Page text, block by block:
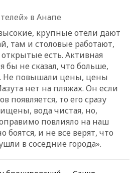
в Анапе
крупные отели дают
там и столовые работают,
есть. Активная
бы не сказал, что больше,
Не повышали цены, цены
нет на пляжах. Он если
появляется, то его сразу
вода чистая, но,
повлияло на наш
боятся, и не все верят, что
в соседние города».